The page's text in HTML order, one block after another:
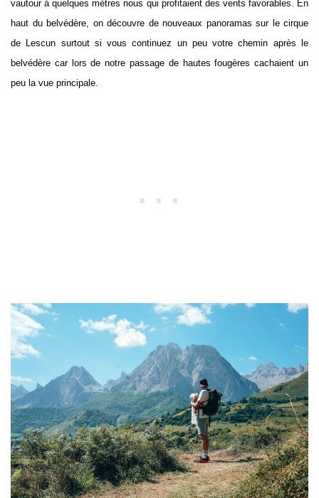
vautour à quelques mètres nous qui profitaient des vents favorables. En
haut du belvédère, on découvre de nouveaux panoramas sur le cirque
de Lescun surtout si vous continuez un peu votre chemin après le
belvédère car lors de notre passage de hautes fougères cachaient un
peu la vue principale.